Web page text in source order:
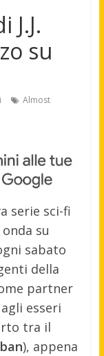
J.J.
su
Almost
serie sci-fi
su
sabato
della
partner
esseri
tra il
), appena